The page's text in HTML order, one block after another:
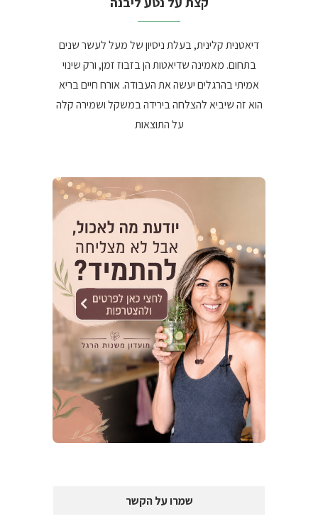
דיאטנית קלינית, בעלת ניסיון של מעל לעשר שנים
בתחום. מאמינה שדיאטות הן בזבוז זמן, ורק שינוי
אמיתי בהרגלים יעשה את העבודה. אורח חיים בריא
הוא זה שיביא להצלחה בירידה במשקל ושמירה קלה
על התוצאות
שמרו על הקשר